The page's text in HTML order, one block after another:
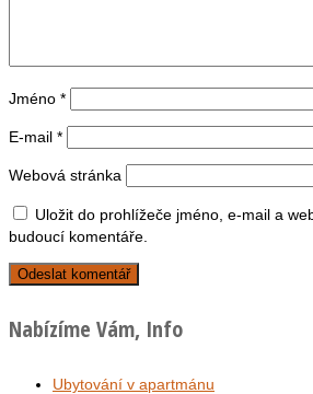
Jméno *
E-mail *
Webová stránka
Uložit do prohlížeče jméno, e-mail a
budoucí komentáře.
Nabízíme Vám, Info
Ubytování v apartmánu